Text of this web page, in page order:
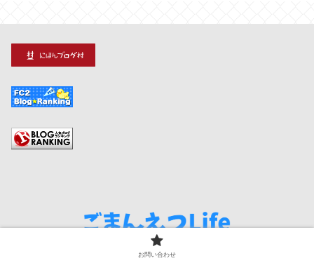
お問い合わせ